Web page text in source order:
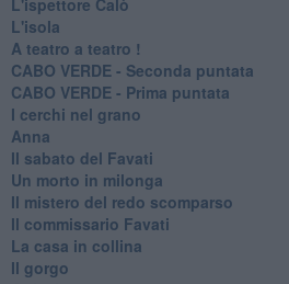
L'isola
A teatro a teatro !
CABO VERDE - Seconda puntata
CABO VERDE - Prima puntata
I cerchi nel grano
Anna
Il sabato del Favati
Un morto in milonga
Il mistero del redo scomparso
Il commissario Favati
La casa in collina
Il gorgo